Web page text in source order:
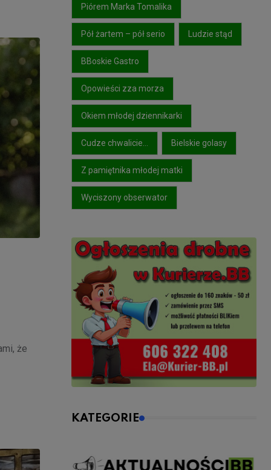
że
Piórem Marka Tomalika
Pół żartem – pół serio Ludzie stąd
BBoskie Gastro
Opowieści zza morza
Okiem młodej dziennikarki
Cudze chwalicie… Bielskie golasy
Z pamiętnika młodej matki
Wyciszony obserwator
KATEGORIE